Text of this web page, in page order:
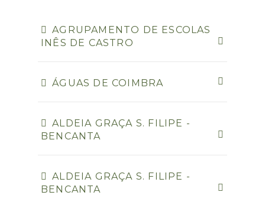
AGRUPAMENTO DE ESCOLAS
INÊS DE CASTRO
ÁGUAS DE COIMBRA
ALDEIA GRAÇA S. FILIPE -
BENCANTA
ALDEIA GRAÇA S. FILIPE -
BENCANTA